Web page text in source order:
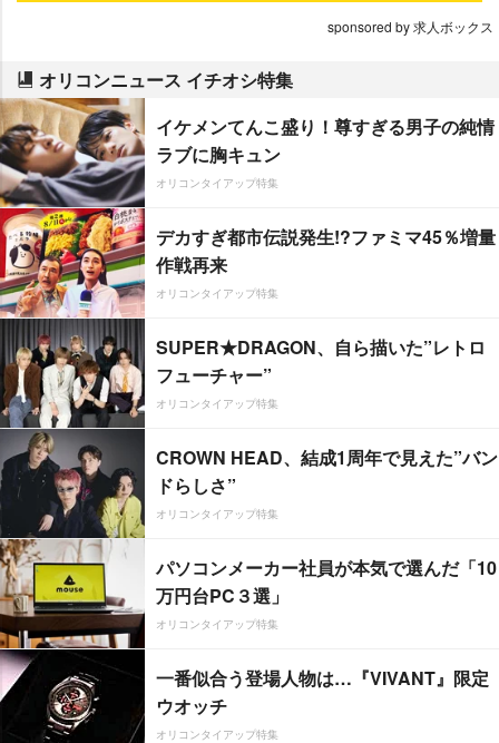
sponsored by 求人ボックス
オリコンニュース イチオシ特集
イケメンてんこ盛り！尊すぎる男子の純情
ラブに胸キュン
オリコンタイアップ特集
デカすぎ都市伝説発生!?ファミマ45％増量
作戦再来
オリコンタイアップ特集
SUPER★DRAGON、自ら描いた”レトロ
フューチャー”
オリコンタイアップ特集
CROWN HEAD、結成1周年で見えた”バン
ドらしさ”
オリコンタイアップ特集
パソコンメーカー社員が本気で選んだ「10
万円台PC３選」
オリコンタイアップ特集
一番似合う登場人物は…『VIVANT』限定
ウオッチ
オリコンタイアップ特集